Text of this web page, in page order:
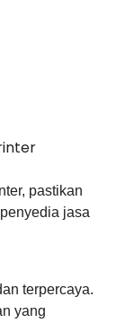
pastikan
jasa
terpercaya.
yang